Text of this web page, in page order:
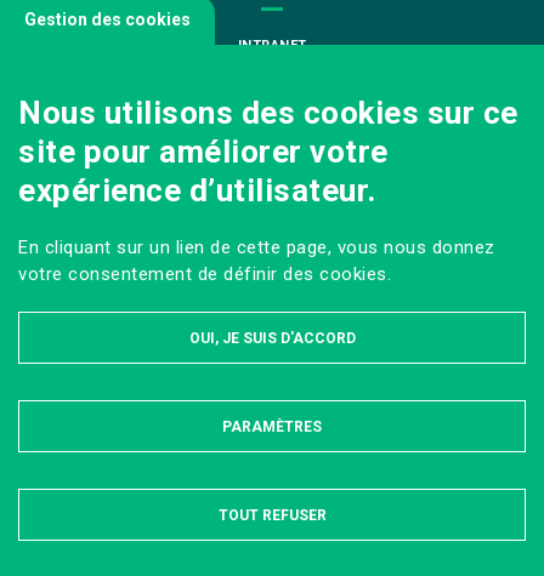
INTRANET
INFODOC
PÔLE IMAGE
PRESSE
Sur les réseaux
MENTIONS LÉGALES ET DONNÉES PERSONNELLES
ACCESSIBILITÉ : PARTIELLEMENT CONFORME
Tous droits réservés AgroParisTech © 2022
Gestion des cookies
Nous utilisons des cookies sur ce
site pour améliorer votre
expérience d’utilisateur.
En cliquant sur un lien de cette page, vous nous donnez
votre consentement de définir des cookies.
OUI, JE SUIS D'ACCORD
MASQUER
PARAMÈTRES
TOUT REFUSER